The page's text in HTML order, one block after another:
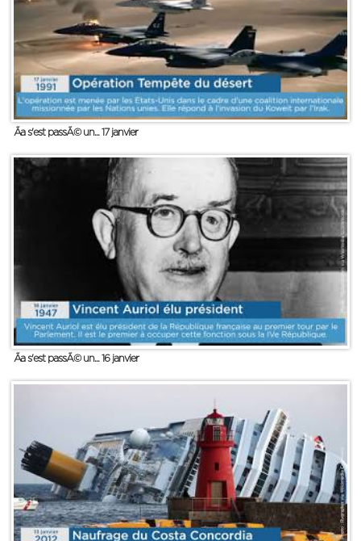
Ãa s'est passÃ© un... 17 janvier
Ãa s'est passÃ© un... 16 janvier